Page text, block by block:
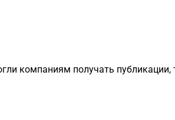
компаниям получать